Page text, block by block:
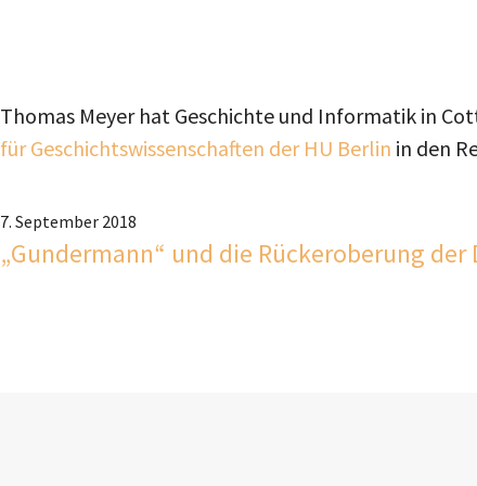
Thomas Meyer hat Geschichte und Informatik in
für Geschichtswissenschaften der HU Berlin in den
7. September 2018
„Gundermann“ und die Rückeroberung